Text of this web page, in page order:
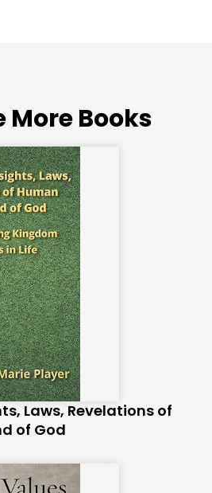
More Books
Laws, Revelations of
of God